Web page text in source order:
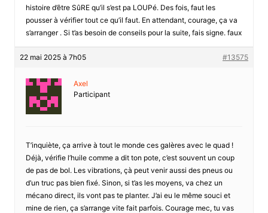
histoire d’être SûRE qu’il s’est pa LOUPé. Des fois, faut les
pousser à vérifier tout ce qu’il faut. En attendant, courage, ça va
s’arranger . Si t’as besoin de conseils pour la suite, fais signe. faux
22 mai 2025 à 7h05 #13575
Axel
Participant
T’inquiète, ça arrive à tout le monde ces galères avec le quad !
Déjà, vérifie l’huile comme a dit ton pote, c’est souvent un coup
de pas de bol. Les vibrations, çà peut venir aussi des pneus ou
d’un truc pas bien fixé. Sinon, si t’as les moyens, va chez un
mécano direct, ils vont pas te planter. J’ai eu le même souci et
mine de rien, ça s’arrange vite fait parfois. Courage mec, tu vas